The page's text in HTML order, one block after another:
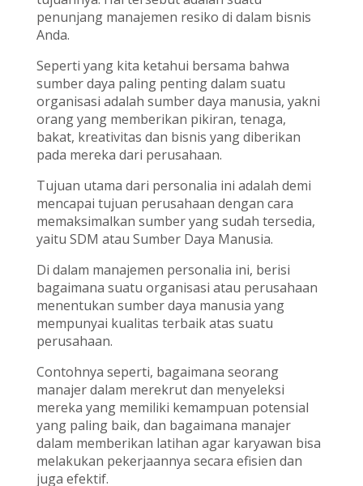
penunjang manajemen resiko di dalam bisnis
Anda.
Seperti yang kita ketahui bersama bahwa
sumber daya paling penting dalam suatu
organisasi adalah sumber daya manusia, yakni
orang yang memberikan pikiran, tenaga,
bakat, kreativitas dan bisnis yang diberikan
pada mereka dari perusahaan.
Tujuan utama dari personalia ini adalah demi
mencapai tujuan perusahaan dengan cara
memaksimalkan sumber yang sudah tersedia,
yaitu SDM atau Sumber Daya Manusia.
Di dalam manajemen personalia ini, berisi
bagaimana suatu organisasi atau perusahaan
menentukan sumber daya manusia yang
mempunyai kualitas terbaik atas suatu
perusahaan.
Contohnya seperti, bagaimana seorang
manajer dalam merekrut dan menyeleksi
mereka yang memiliki kemampuan potensial
yang paling baik, dan bagaimana manajer
dalam memberikan latihan agar karyawan bisa
melakukan pekerjaannya secara efisien dan
juga efektif.